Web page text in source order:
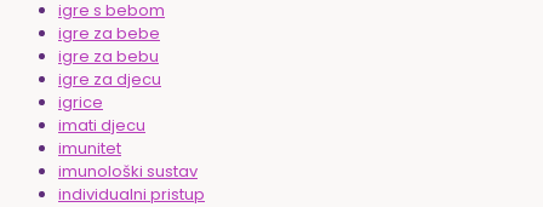
igre s bebom
igre za bebe
igre za bebu
igre za djecu
igrice
imati djecu
imunitet
imunološki sustav
individualni pristup